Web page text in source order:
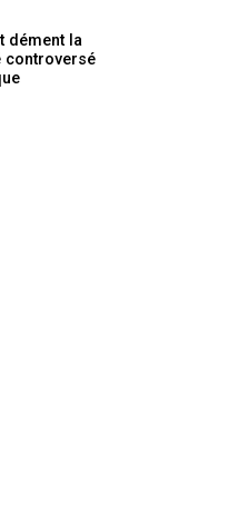
dément la
controversé